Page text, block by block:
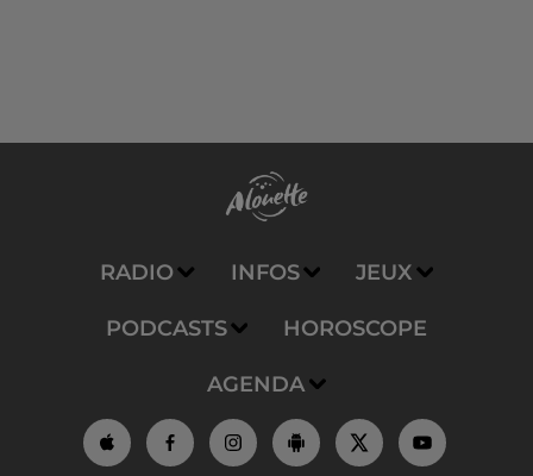
RADIO INFOS JEUX
PODCASTS HOROSCOPE
AGENDA